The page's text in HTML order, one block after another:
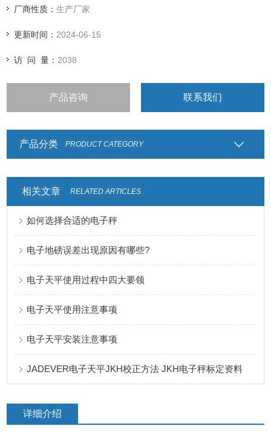
具有温渡线性自动补偿之功能。
厂商性质：生产厂家
更新时间： 2024-06-15
访 问 量： 2038
产品咨询 联系我们
产品分类 PRODUCT CATEGORY
相关文章 RELATED ARTICLES
如何选择合适的电子秤
电子地磅误差出现原因有哪些?
电子天平使用过程中四大要领
电子天平使用注意事项
电子天平安装注意事项
JADEVER电子天平JKH校正方法 JKH电子秤标定资料
详细介绍